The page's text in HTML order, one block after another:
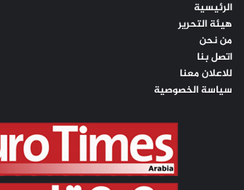
الرئيسية
هيئة التحرير
من نحن
اتصل بنا
للاعلان معنا
سياسة الخصوصية